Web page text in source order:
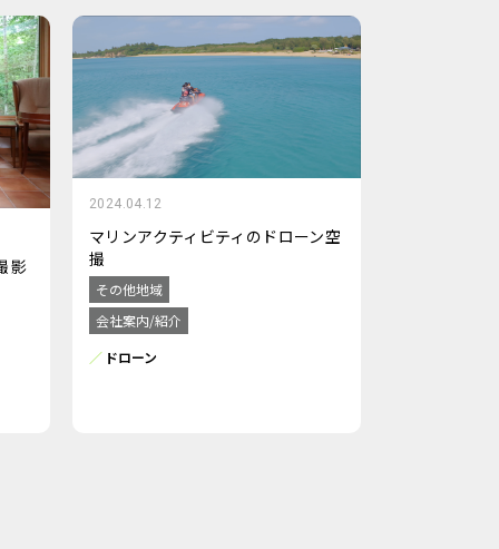
影
2024.04.12
マリンアクティビティのドローン空
撮
その他地域
会社案内/紹介
ドローン